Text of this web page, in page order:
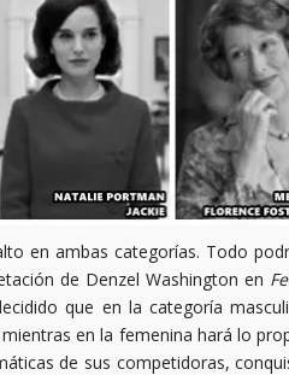
en ambas categorías. Todo
de Denzel Washington en
que en la categoría
mientras en la femenina hará lo
de sus competidoras,